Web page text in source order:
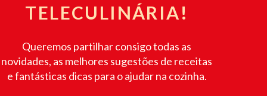
TELECULINÁRIA!
Queremos partilhar consigo todas as
novidades, as melhores sugestões de receitas
e fantásticas dicas para o ajudar na cozinha.